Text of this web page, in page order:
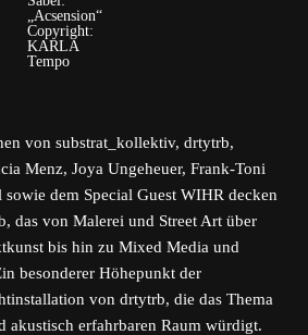
„Acsension“
Copyright:
KARLA
Tempo
von substrat_kollektiv, drtytrb,
Menz, Joya Ungeheuer, Frank-Toni
dem Special Guest WIHR decken
das von Malerei und Street Art über
bis hin zu Mixed Media und
besonderer Höhepunkt der
von drtytrb, die das Thema
akustisch erfahrbaren Raum würdigt.